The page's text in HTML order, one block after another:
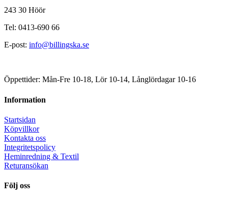
243 30 Höör
Tel: 0413-690 66
E-post: info@billingska.se
Öppettider: Mån-Fre 10-18, Lör 10-14, Långlördagar 10-16
Information
Startsidan
Köpvillkor
Kontakta oss
Integritetspolicy
Heminredning & Textil
Returansökan
Följ oss